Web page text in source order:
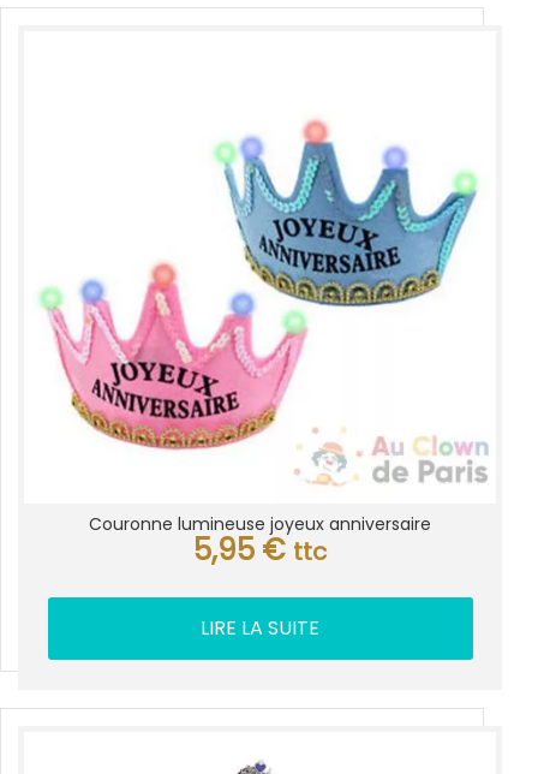
Couronne lumineuse joyeux anniversaire
5,95 € ttc
LIRE LA SUITE